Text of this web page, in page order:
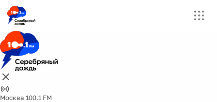
Москва 100.1 FM